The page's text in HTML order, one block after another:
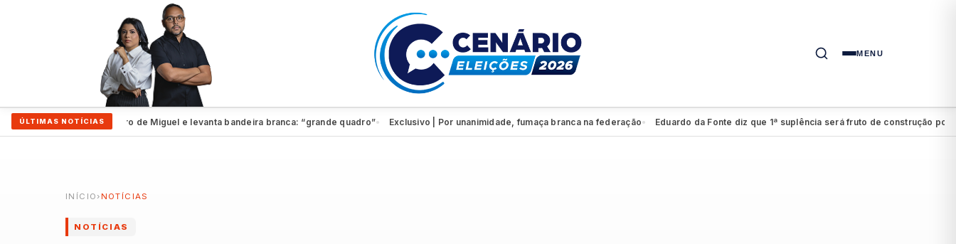
MENU
ÚLTIMAS NOTÍCIAS
evita revelar futuro de Miguel e levanta bandeira branca: “grande quadro” ● Exclusivo | Por unanimidade, fumaça branca na federação● Eduardo da Fonte diz que 1ª suplência será fruto de construção política com
INÍCIO ›NOTÍCIAS
NOTÍCIAS